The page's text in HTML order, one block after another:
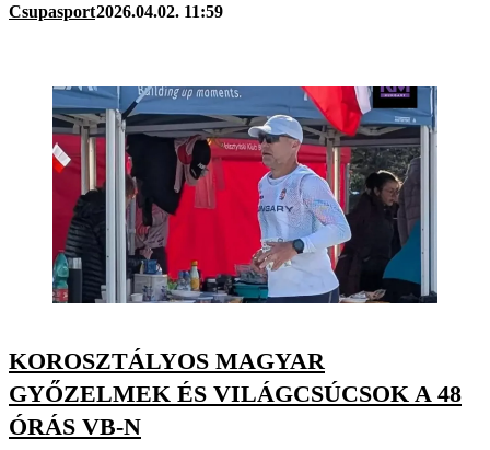
Csupasport2026.04.02. 11:59
KOROSZTÁLYOS MAGYAR
GYŐZELMEK ÉS VILÁGCSÚCSOK A 48
ÓRÁS VB-N